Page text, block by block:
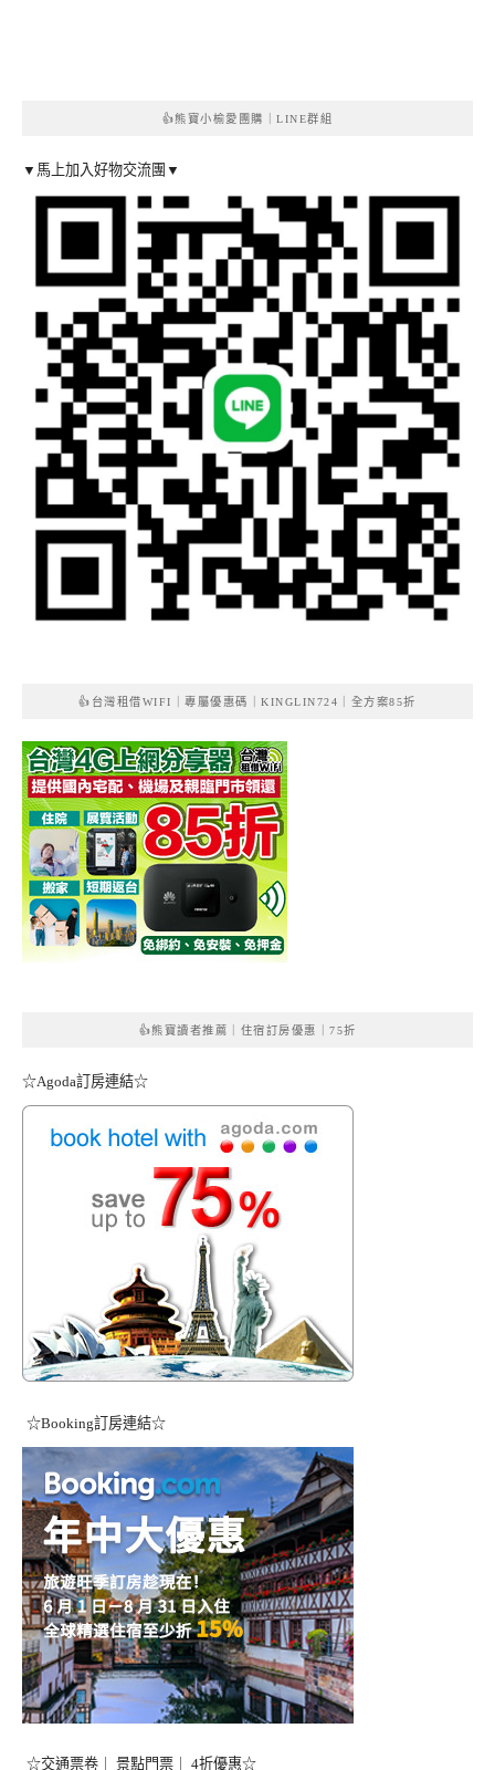
👍熊寶小榆愛團購｜LINE群組
▼馬上加入好物交流團▼
👍台灣租借WIFI｜專屬優惠碼｜KINGLIN724｜全方案85折
👍熊寶讀者推薦｜住宿訂房優惠｜75折
☆Agoda訂房連結☆
☆Booking訂房連結☆
☆交通票卷｜ 景點門票｜ 4折優惠☆